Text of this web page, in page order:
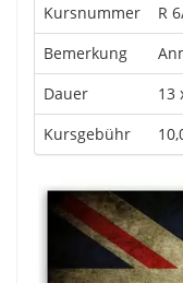
Kursnummer
R
Bemerkung
Dauer
13
Kursgebühr